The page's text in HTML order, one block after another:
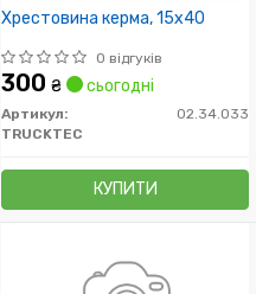
Хрестовина керма, 15x40
0 відгуків
300 ₴ сьогодні
Артикул:
02.34.033
TRUCKTEC
КУПИТИ